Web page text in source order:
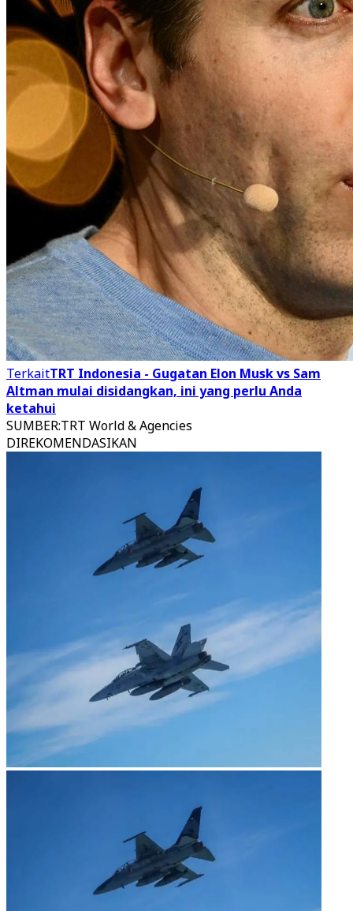
TerkaitTRT Indonesia - Gugatan Elon Musk vs Sam
Altman mulai disidangkan, ini yang perlu Anda
ketahui
SUMBER:TRT World & Agencies
DIREKOMENDASIKAN